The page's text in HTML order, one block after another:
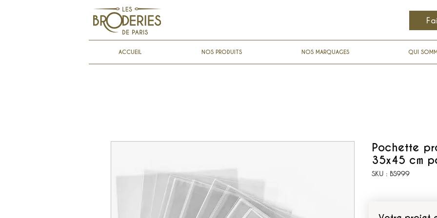
ACCUEIL NOS PRODUITS NOS MARQUAGES QUI
Pochette
35x45 cm
SKU : BS999